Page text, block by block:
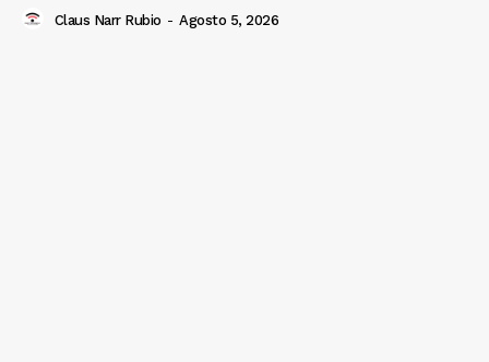
Claus Narr Rubio - Agosto 5, 2026